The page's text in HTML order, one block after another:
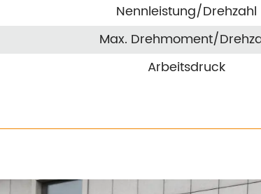
Nennleistung/Drehzahl
Max. Drehmoment/
Arbeitsdruck